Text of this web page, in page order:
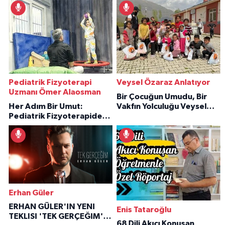
Pediatrik Fizyoterapi
Uzmanı Ömer Alaosman
Her Adım Bir Umut:
Pediatrik Fizyoterapiden
İlham Veren Hikâyeler
Veysel Özaraz Anlatıyor
Bir Çocuğun Umudu, Bir
Vakfın Yolculuğu Veysel
Erhan Güler
ERHAN GÜLER'IN YENI
TEKLISI 'TEK GERÇEĞIM'LE
Enis Tataroğlu